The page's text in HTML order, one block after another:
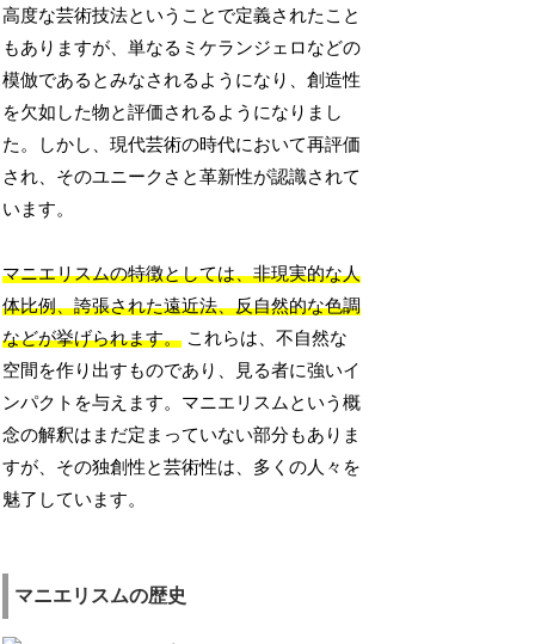
高度な芸術技法ということで定義されたこと
もありますが、単なるミケランジェロなどの
模倣であるとみなされるようになり、創造性
を欠如した物と評価されるようになりまし
た。しかし、現代芸術の時代において再評価
され、そのユニークさと革新性が認識されて
います。
マニエリスムの特徴としては、非現実的な人
体比例、誇張された遠近法、反自然的な色調
などが挙げられます。 これらは、不自然な
空間を作り出すものであり、見る者に強いイ
ンパクトを与えます。マニエリスムという概
念の解釈はまだ定まっていない部分もありま
すが、その独創性と芸術性は、多くの人々を
魅了しています。
マニエリスムの歴史